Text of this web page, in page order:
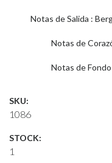
Notas de Salida :
Notas de
Notas de
SKU:
1086
STOCK:
1